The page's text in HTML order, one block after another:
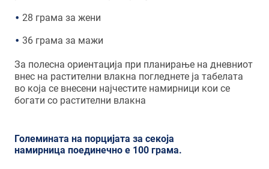
28 грама за жени
36 грама за мажи
За полесна ориентација при планирање на дневниот
внес на растителни влакна погледнете ја табелата
во која се внесени најчестите намирници кои се
богати со растителни влакна
Големината на порцијата за секоја
намирница поединечно е 100 грама.